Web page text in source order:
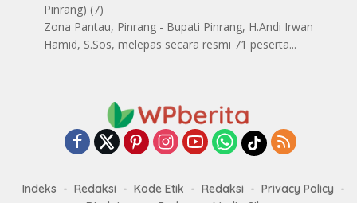
Pinrang) (7)
Zona Pantau, Pinrang - Bupati Pinrang, H.Andi Irwan
Hamid, S.Sos, melepas secara resmi 71 peserta...
Indeks Redaksi Kode Etik Redaksi
Privacy Policy